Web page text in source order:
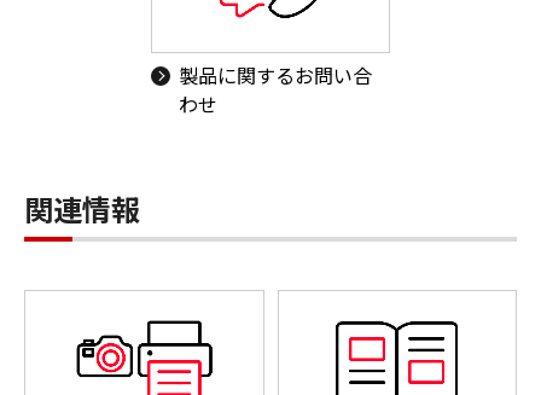
製品に関するお問い合
わせ
関連情報